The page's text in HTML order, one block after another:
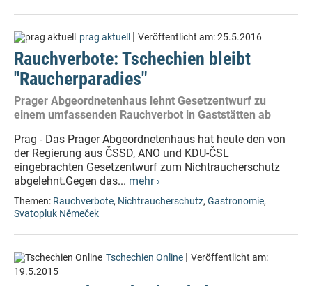
prag aktuell | Veröffentlicht am:25.5.2016
Rauchverbote: Tschechien bleibt
"Raucherparadies"
Prager Abgeordnetenhaus lehnt Gesetzentwurf zu
einem umfassenden Rauchverbot in Gaststätten ab
Prag - Das Prager Abgeordnetenhaus hat heute den von
der Regierung aus ČSSD, ANO und KDU-ČSL
eingebrachten Gesetzentwurf zum Nichtraucherschutz
abgelehnt.Gegen das... mehr ›
Themen: Rauchverbote, Nichtraucherschutz, Gastronomie,
Svatopluk Němeček
Tschechien Online | Veröffentlicht am:
19.5.2015